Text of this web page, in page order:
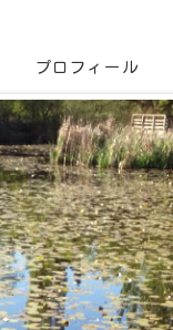
プロフィール